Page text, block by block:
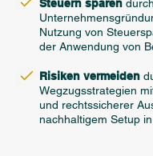
Steuern sparen durch
Nutzung von
der Anwendung von
Risiken vermeiden
Wegzugsstrategien
und rechtssicherer
nachhaltigem Setup